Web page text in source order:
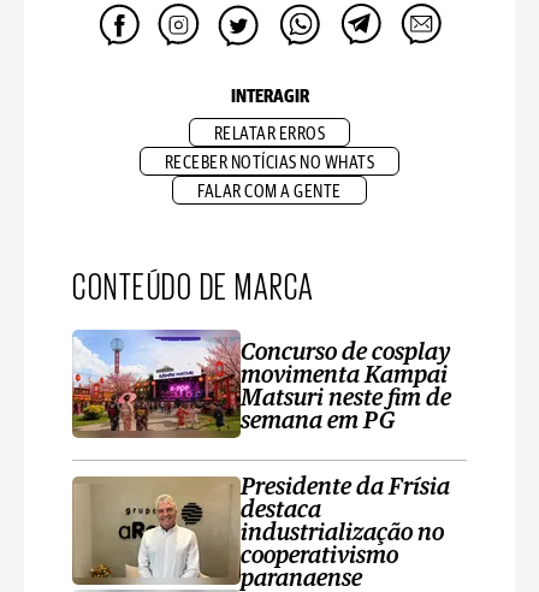
INTERAGIR
RELATAR ERROS
RECEBER NOTÍCIAS NO WHATS
FALAR COM A GENTE
CONTEÚDO DE MARCA
Concurso de cosplay
movimenta Kampai
Matsuri neste fim de
semana em PG
Presidente da Frísia
destaca
industrialização no
cooperativismo
paranaense